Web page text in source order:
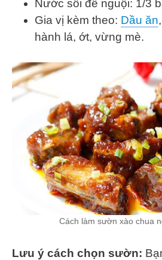
Nước sôi để nguội: 1/3
Gia vị kèm theo: Dầu ăn,
hành lá, ớt, vừng mè.
Cách làm sườn xào chua
Lưu ý cách chọn sườn: